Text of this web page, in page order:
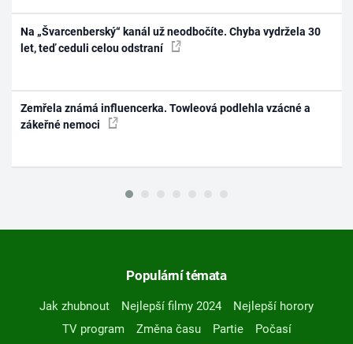
Na „Švarcenberský“ kanál už neodbočíte. Chyba vydržela 30
let, teď ceduli celou odstraní
Zemřela známá influencerka. Towleová podlehla vzácné a
zákeřné nemoci
Populární témata
Jak zhubnout Nejlepší filmy 2024
Nejlepší horory
TV program
Změna času Partie
Počasí